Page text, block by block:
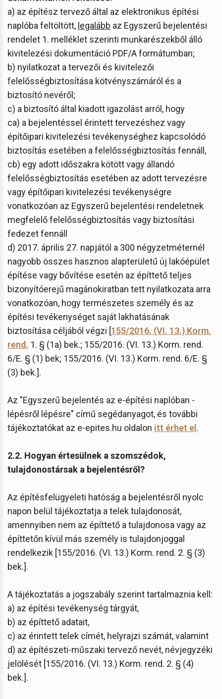
a) az építész tervező által az elektronikus építési
naplóba feltöltött, legalább az Egyszerű bejelentési
rendelet 1. melléklet szerinti munkarészekből álló
kivitelezési dokumentáció PDF/A formátumban;
b) nyilatkozat a tervezői és kivitelezői
felelősségbiztosítása kötvényszámáról és a
biztosító nevéről;
c) a biztosító által kiadott igazolást arról, hogy
ca) a bejelentéssel érintett tervezéshez vagy
építőipari kivitelezési tevékenységhez kapcsolódó
biztosítás esetében a felelősségbiztosítás fennáll,
cb) egy adott időszakra kötött vagy állandó
felelősségbiztosítás esetében az adott tervezésre
vagy építőipari kivitelezési tevékenységre
vonatkozóan az Egyszerű bejelentési rendeletnek
megfelelő felelősségbiztosítás vagy biztosítási
fedezet fennáll
d) 2017. április 27. napjától a 300 négyzetméternél
nagyobb összes hasznos alapterületű új lakóépület
építése vagy bővítése esetén az építtető teljes
bizonyítóerejű magánokiratban tett nyilatkozata arra
vonatkozóan, hogy természetes személy és az
építési tevékenységet saját lakhatásának
biztosítása céljából végzi [155/2016. (VI. 13.) Korm.
rend. 1. § (1a) bek.; 155/2016. (VI. 13.) Korm. rend.
6/E. § (1) bek; 155/2016. (VI. 13.) Korm. rend. 6/E. §
(3) bek.].
Az "Egyszerű bejelentés az e-építési naplóban -
lépésről lépésre" című segédanyagot, és további
tájékoztatókat az e-epites.hu oldalon itt érhet el.
2.2. Hogyan értesülnek a szomszédok,
tulajdonostársak a bejelentésről?
Az építésfelügyeleti hatóság a bejelentésről nyolc
napon belül tájékoztatja a telek tulajdonosát,
amennyiben nem az építtető a tulajdonosa vagy az
építtetőn kívül más személy is tulajdonjoggal
rendelkezik [155/2016. (VI. 13.) Korm. rend. 2. § (3)
bek.].
A tájékoztatás a jogszabály szerint tartalmaznia kell:
a) az építési tevékenység tárgyát,
b) az építtető adatait,
c) az érintett telek címét, helyrajzi számát, valamint
d) az építészeti-műszaki tervező nevét, névjegyzéki
jelölését [155/2016. (VI. 13.) Korm. rend. 2. § (4)
bek.].